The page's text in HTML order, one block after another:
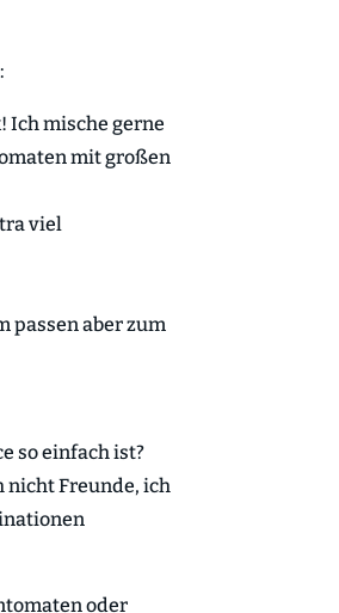
Ich mische gerne
mit großen
viel
passen aber zum
so einfach ist?
nicht Freunde, ich
oder